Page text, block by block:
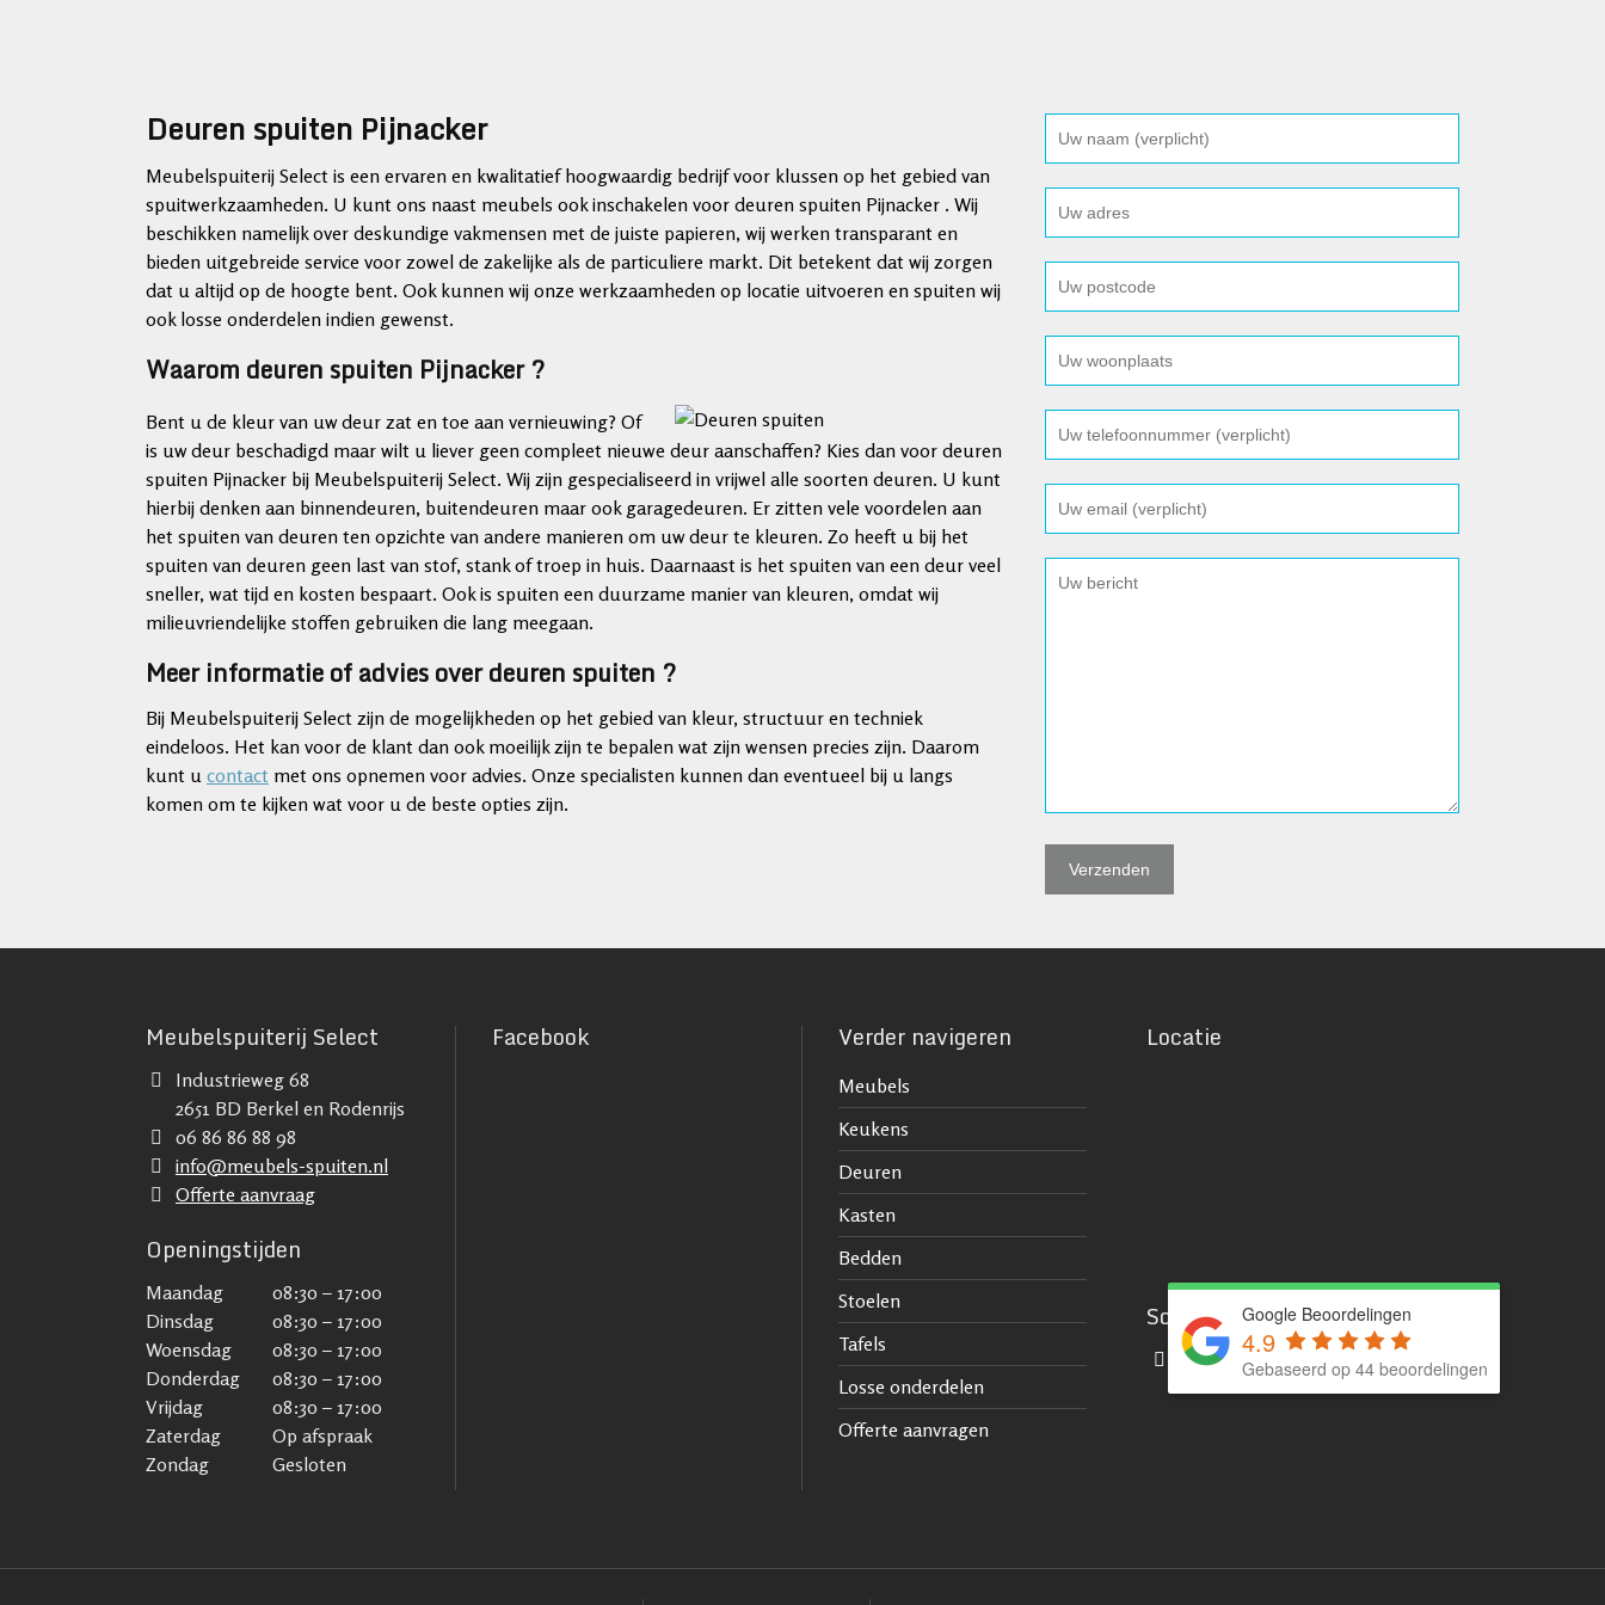
Deuren spuiten Pijnacker
Meubelspuiterij Select is een ervaren en kwalitatief hoogwaardig bedrijf voor klussen op het gebied van
spuitwerkzaamheden. U kunt ons naast meubels ook inschakelen voor deuren spuiten Pijnacker . Wij
beschikken namelijk over deskundige vakmensen met de juiste papieren, wij werken transparant en
bieden uitgebreide service voor zowel de zakelijke als de particuliere markt. Dit betekent dat wij zorgen
dat u altijd op de hoogte bent. Ook kunnen wij onze werkzaamheden op locatie uitvoeren en spuiten wij
ook losse onderdelen indien gewenst.
Waarom deuren spuiten Pijnacker ?
Bent u de kleur van uw deur zat en toe aan vernieuwing? Of
is uw deur beschadigd maar wilt u liever geen compleet nieuwe deur aanschaffen? Kies dan voor deuren
spuiten Pijnacker bij Meubelspuiterij Select. Wij zijn gespecialiseerd in vrijwel alle soorten deuren. U kunt
hierbij denken aan binnendeuren, buitendeuren maar ook garagedeuren. Er zitten vele voordelen aan
het spuiten van deuren ten opzichte van andere manieren om uw deur te kleuren. Zo heeft u bij het
spuiten van deuren geen last van stof, stank of troep in huis. Daarnaast is het spuiten van een deur veel
sneller, wat tijd en kosten bespaart. Ook is spuiten een duurzame manier van kleuren, omdat wij
milieuvriendelijke stoffen gebruiken die lang meegaan.
Meer informatie of advies over deuren spuiten ?
Bij Meubelspuiterij Select zijn de mogelijkheden op het gebied van kleur, structuur en techniek
eindeloos. Het kan voor de klant dan ook moeilijk zijn te bepalen wat zijn wensen precies zijn. Daarom
kunt u contact met ons opnemen voor advies. Onze specialisten kunnen dan eventueel bij u langs
komen om te kijken wat voor u de beste opties zijn.
Meubelspuiterij Select
Industrieweg 68
2651 BD Berkel en Rodenrijs
06 86 86 88 98
info@meubels-spuiten.nl
Offerte aanvraag
Openingstijden
Maandag
08:30 – 17:00
Dinsdag
08:30 – 17:00
Woensdag
08:30 – 17:00
Donderdag
08:30 – 17:00
Vrijdag
08:30 – 17:00
Zaterdag
Op afspraak
Zondag
Gesloten
Facebook Verder navigeren
Meubels
Keukens
Deuren
Kasten
Bedden
Stoelen
Tafels
Losse onderdelen
Offerte aanvragen
Locatie
Social mediaGoogle Beoordelingen
4.9
Gebaseerd op 44 beoordelingen